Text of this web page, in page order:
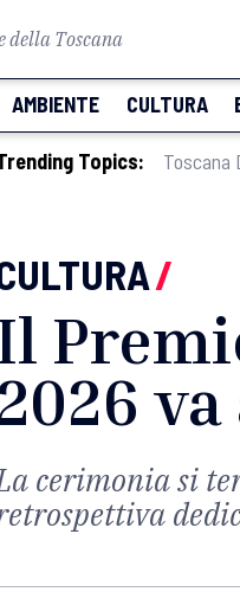
Toscana
AMBIENTE CULTURA
Topics: Toscana
/
cerimonia si